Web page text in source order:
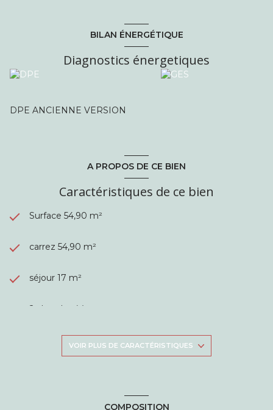
BILAN ÉNERGÉTIQUE
Diagnostics énergetiques
DPE ANCIENNE VERSION
A PROPOS DE CE BIEN
Caractéristiques de ce bien
Surface 54,90 m²
carrez 54,90 m²
séjour 17 m²
2 chambre(s)
cuisine américaine (équipée)
VOIR PLUS DE CARACTÉRISTIQUES
COMPOSITION